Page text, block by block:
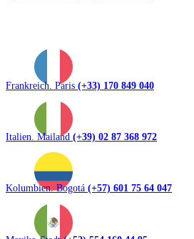
Frankreich. Paris (+33) 170 849 040
Italien. Mailand (+39) 02 87 368 972
Kolumbien. Bogotá (+57) 601 75 64 047